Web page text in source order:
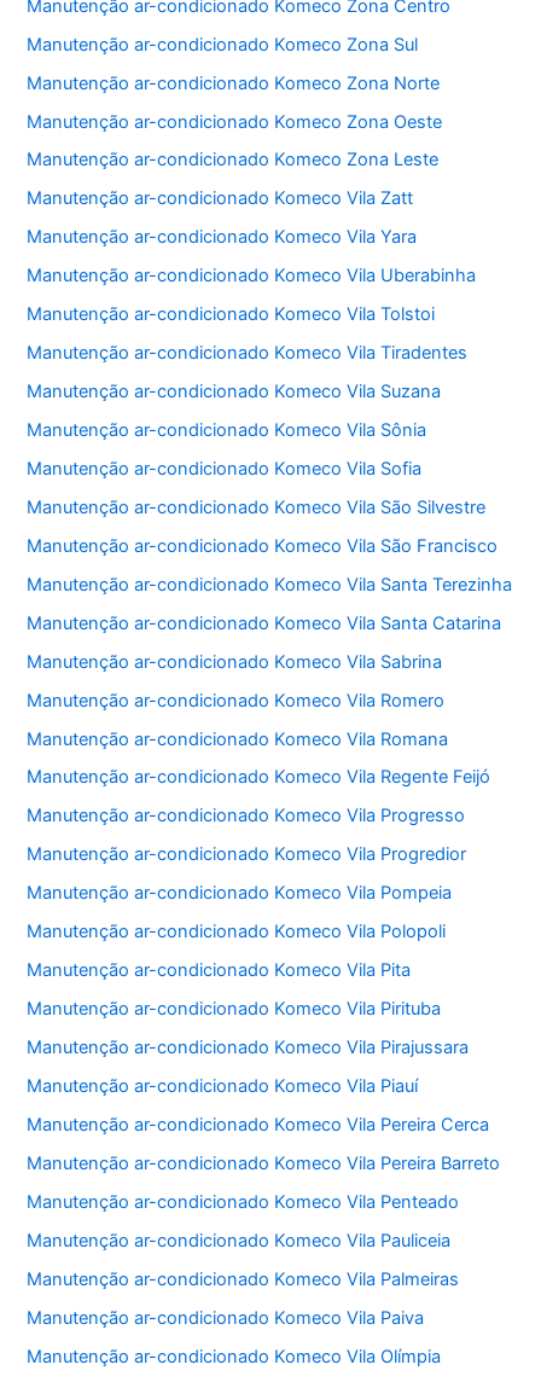
k
Manutenção ar-condicionado Komeco Zona Centro
Manutenção ar-condicionado Komeco Zona Sul
Manutenção ar-condicionado Komeco Zona Norte
Manutenção ar-condicionado Komeco Zona Oeste
Manutenção ar-condicionado Komeco Zona Leste
Manutenção ar-condicionado Komeco Vila Zatt
Manutenção ar-condicionado Komeco Vila Yara
Manutenção ar-condicionado Komeco Vila Uberabinha
Manutenção ar-condicionado Komeco Vila Tolstoi
Manutenção ar-condicionado Komeco Vila Tiradentes
Manutenção ar-condicionado Komeco Vila Suzana
Manutenção ar-condicionado Komeco Vila Sônia
Manutenção ar-condicionado Komeco Vila Sofia
Manutenção ar-condicionado Komeco Vila São Silvestre
Manutenção ar-condicionado Komeco Vila São Francisco
Manutenção ar-condicionado Komeco Vila Santa Terezinha
Manutenção ar-condicionado Komeco Vila Santa Catarina
Manutenção ar-condicionado Komeco Vila Sabrina
Manutenção ar-condicionado Komeco Vila Romero
Manutenção ar-condicionado Komeco Vila Romana
Manutenção ar-condicionado Komeco Vila Regente Feijó
Manutenção ar-condicionado Komeco Vila Progresso
Manutenção ar-condicionado Komeco Vila Progredior
Manutenção ar-condicionado Komeco Vila Pompeia
Manutenção ar-condicionado Komeco Vila Polopoli
Manutenção ar-condicionado Komeco Vila Pita
Manutenção ar-condicionado Komeco Vila Pirituba
Manutenção ar-condicionado Komeco Vila Pirajussara
Manutenção ar-condicionado Komeco Vila Piauí
Manutenção ar-condicionado Komeco Vila Pereira Cerca
Manutenção ar-condicionado Komeco Vila Pereira Barreto
Manutenção ar-condicionado Komeco Vila Penteado
Manutenção ar-condicionado Komeco Vila Pauliceia
Manutenção ar-condicionado Komeco Vila Palmeiras
Manutenção ar-condicionado Komeco Vila Paiva
Manutenção ar-condicionado Komeco Vila Olímpia